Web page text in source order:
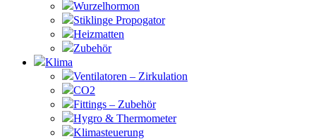
Wurzelhormon
Stiklinge Propogator
Heizmatten
Zubehör
Klima
Ventilatoren – Zirkulation
CO2
Fittings – Zubehör
Hygro & Thermometer
Klimasteuerung